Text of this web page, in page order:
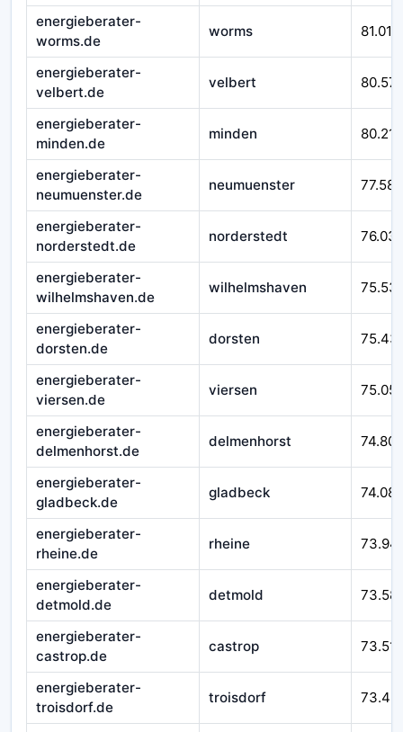
energieberater-
worms.de
worms 81.010
energieberater-
velbert.de
velbert
energieberater-
minden.de
minden 80.212
energieberater-
neumuenster.de
neumuenster 77.588
energieberater-
norderstedt.de
norderstedt
energieberater-
wilhelmshaven.de
wilhelmshaven
energieberater-
dorsten.de
dorsten
energieberater-
viersen.de
viersen
energieberater-
delmenhorst.de
delmenhorst
energieberater-
gladbeck.de
gladbeck 74.086
energieberater-
rheine.de
rheine
energieberater-
detmold.de
detmold
energieberater-
castrop.de
castrop 73.518
energieberater-
troisdorf.de
troisdorf